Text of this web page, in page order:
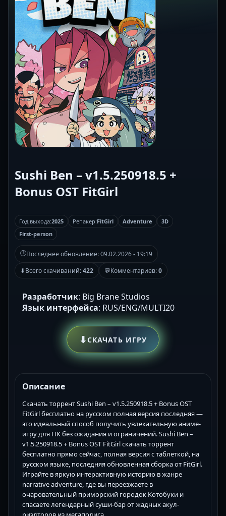
Sushi Ben – v1.5.250918.5 +
Bonus OST FitGirl
Год выхода:2025 Репакер:FitGirl Adventure
3D
First-person
🕒Последнее обновление:09.02.2026 - 19:19
⬇Всего скачиваний:422 💬Комментариев:0
Разработчик: Big Brane Studios
Язык интерфейса: RUS/ENG/MULTI20
⬇СКАЧАТЬ ИГРУ
Описание
Скачать торрент Sushi Ben – v1.5.250918.5 + Bonus OST
FitGirl бесплатно на русском полная версия последняя —
это идеальный способ получить увлекательную аниме-
игру для ПК без ожидания и ограничений. Sushi Ben –
v1.5.250918.5 + Bonus OST FitGirl скачать торрент
бесплатно прямо сейчас, полная версия с таблеткой, на
русском языке, последняя обновленная сборка от FitGirl.
Играйте в яркую интерактивную историю в жанре
narrative adventure, где вы переезжаете в
очаровательный приморский городок Котобуки и
спасаете легендарный суши-бар от жадных акул-